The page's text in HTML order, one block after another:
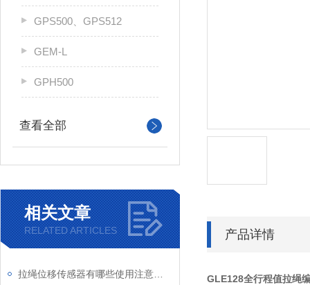
GPS500、GPS512
GEM-L
GPH500
查看全部
相关文章
RELATED ARTICLES 产品详情
GLE128全行程值拉绳